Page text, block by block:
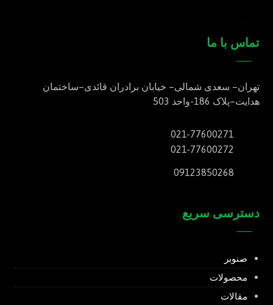
تماس با ما
تهران– سعدی شمالی– خیابان برادران قائدی–ساختمان
هدایت–پلاک واحد
021-77600271
021-77600272
09123850268
دسترسی سریع
صنوبر
محصولات
مقالات